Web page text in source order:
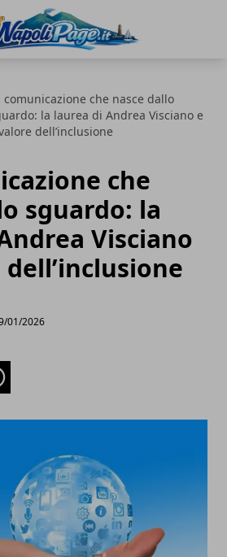
comunicazione che nasce dallo
la laurea di Andrea Visciano e
dell’inclusione
che
sguardo: la
Visciano
01/2026